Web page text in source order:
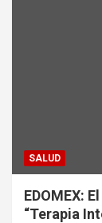
SALUD
EDOMEX:
“Terapia